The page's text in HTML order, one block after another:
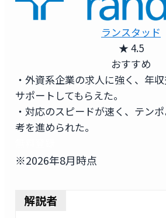
ランスタッド
★ 4.5
おすすめ
・外資系企業の求人に強く、年
サポートしてもらえた。
・対応のスピードが速く、テン
考を進められた。
※2026年8月時点
解説者